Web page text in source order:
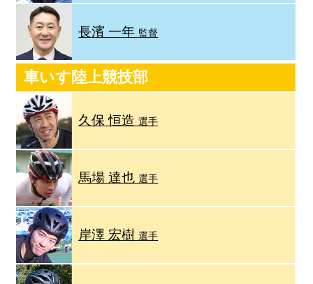
長濱 一年 監督
車いす陸上競技部
久保 恒造選手
馬場 達也選手
岸澤 宏樹選手